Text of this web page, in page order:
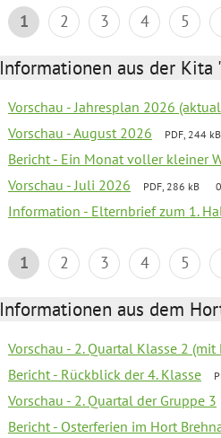
1 2 3 4 5
Informationen aus der Kita
Vorschau - Jahresplan 2026
Vorschau - August 2026 PDF, 244 kB
Bericht - Ein Monat voller kleiner
Vorschau - Juli 2026 PDF, 286 kB
Information - Elternbrief zum 1.
1 2 3 4 5
Informationen aus dem
Vorschau - 2. Quartal Klasse 2
Bericht - Rückblick der 4. Klasse
Vorschau - 2. Quartal der Gruppe 3
Bericht - Osterferien im Hort